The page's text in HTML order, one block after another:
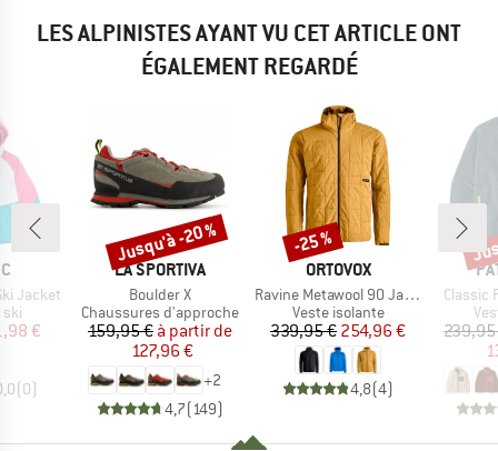
LES ALPINISTES AYANT VU CET ARTICLE ONT
ÉGALEMENT REGARDÉ
Jacket
ski
réduit
€
(0)
MARQUE
LA SPORTIVA
Article
Boulder X
Product group
Chaussures d'approche
Prix
159,95 € Prix réduit
à partir de
127,96 €
+2
4,7(149)
Remise
Jusqu'à -20 %
MARQUE
ORTOVOX
Article
Ravine Metawool 90 Jacket
Product group
Veste isolante
Prix
339,95 €Prix réduit
254,96 €
4,8(4)
Remise
-25 %
Article
Classic